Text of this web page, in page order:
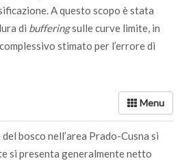
A questo scopo è stata
di bufferingsulle curve limite, in
stimato per l’errore di
bosco nell’area Prado-Cusna si
si presenta generalmente netto